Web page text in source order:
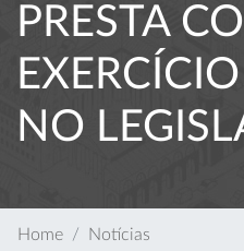
PRESTA
NO
Home Notícias